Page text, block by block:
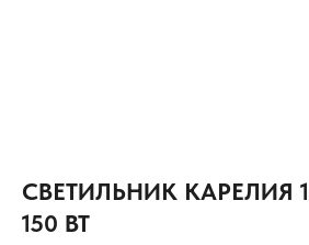
СВЕТИЛЬНИК КАРЕЛИЯ
150 ВТ